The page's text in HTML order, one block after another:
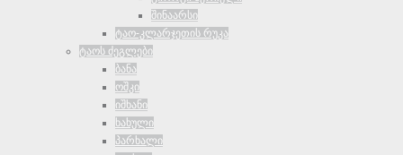
შინაარსი
ტაო-კლარჯეთის რუკა
ტაოს ძეგლები
ბანა
ოშკი
იშხანი
ხახული
პარხალი